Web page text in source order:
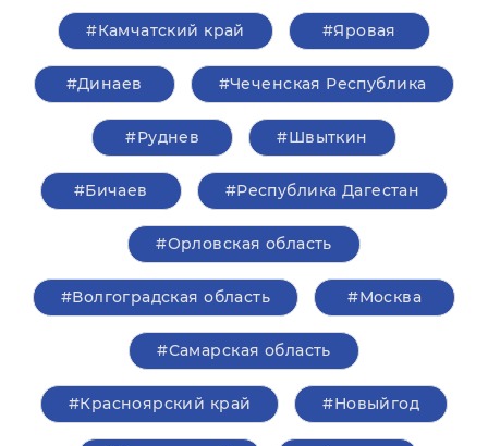
#Камчатский край #Яровая
#Динаев #Чеченская Республика
#Руднев #Швыткин
#Бичаев #Республика Дагестан
#Орловская область
#Волгоградская область #Москва
#Самарская область
#Красноярский край #Новыйгод